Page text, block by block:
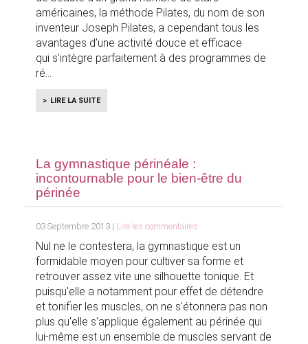
américaines, la méthode Pilates, du nom de son
inventeur Joseph Pilates, a cependant tous les
avantages d’une activité douce et efficace
qui s'intègre parfaitement à des programmes de
ré
LIRE LA SUITE
La gymnastique périnéale :
incontournable pour le bien-être du
périnée
03 Septembre 2013 | Lire les commentaires
Nul ne le contestera, la gymnastique est un
formidable moyen pour cultiver sa forme et
retrouver assez vite une silhouette tonique. Et
puisqu'elle a notamment pour effet de détendre
et tonifier les muscles, on ne s'étonnera pas non
plus qu'elle s'applique également au périnée qui
lui-même est un ensemble de muscles servant de